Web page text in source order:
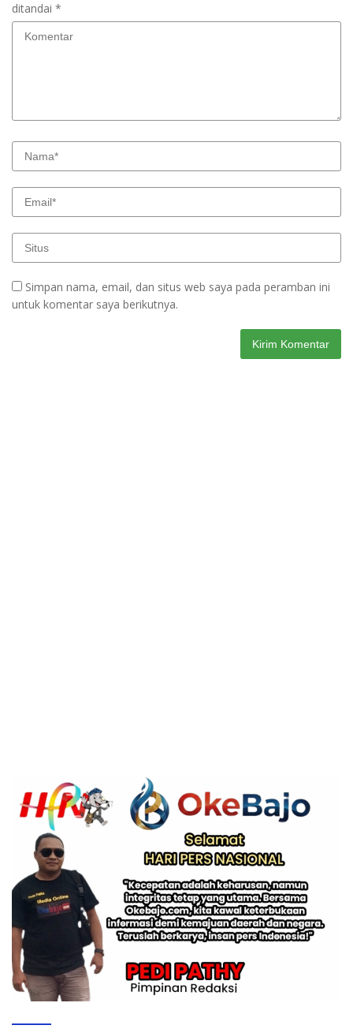
ditandai *
Simpan nama, email, dan situs web saya pada peramban ini
untuk komentar saya berikutnya.